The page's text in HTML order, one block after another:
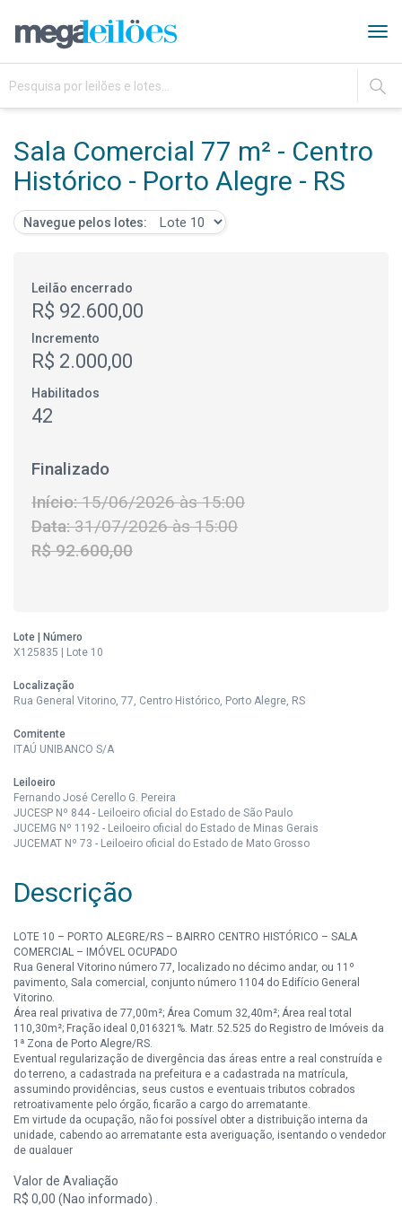
IR
Sala Comercial 77 m² - Centro
Histórico - Porto Alegre - RS
Navegue pelos lotes:
Leilão encerrado
R$ 92.600,00
Incremento
R$ 2.000,00
Habilitados
42
Finalizado
Início:15/06/2026 às 15:00
Data:31/07/2026 às 15:00
R$ 92.600,00
Lote | Número
X125835 | Lote 10
Localização
Rua General Vitorino, 77, Centro Histórico, Porto Alegre, RS
Comitente
ITAÚ UNIBANCO S/A
Leiloeiro
Fernando José Cerello G. Pereira
JUCESP Nº 844 - Leiloeiro oficial do Estado de São Paulo
JUCEMG Nº 1192 - Leiloeiro oficial do Estado de Minas Gerais
JUCEMAT Nº 73 - Leiloeiro oficial do Estado de Mato Grosso
Descrição
LOTE 10 – PORTO ALEGRE/RS – BAIRRO CENTRO HISTÓRICO – SALA
COMERCIAL – IMÓVEL OCUPADO
Rua General Vitorino número 77, localizado no décimo andar, ou 11º
pavimento, Sala comercial, conjunto número 1104 do Edifício General
Vitorino.
Área real privativa de 77,00m²; Área Comum 32,40m²; Área real total
110,30m²; Fração ideal 0,016321%. Matr. 52.525 do Registro de Imóveis da
1ª Zona de Porto Alegre/RS.
Eventual regularização de divergência das áreas entre a real construída e
do terreno, a cadastrada na prefeitura e a cadastrada na matrícula,
assumindo providências, seus custos e eventuais tributos cobrados
retroativamente pelo órgão, ficarão a cargo do arrematante.
Em virtude da ocupação, não foi possível obter a distribuição interna da
unidade, cabendo ao arrematante esta averiguação, isentando o vendedor
de qualquer
A análise do imóvel e de eventuais ações não mencionadas é de
Valor de Avaliação
R$ 0,00 (Nao informado) .